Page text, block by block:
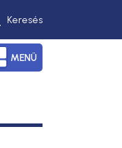
Keresés
MENÜ